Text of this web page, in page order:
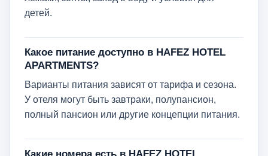
детей.
Какое питание доступно в HAFEZ HOTEL
APARTMENTS?
Варианты питания зависят от тарифа и сезона.
У отеля могут быть завтраки, полупансион,
полный пансион или другие концепции питания.